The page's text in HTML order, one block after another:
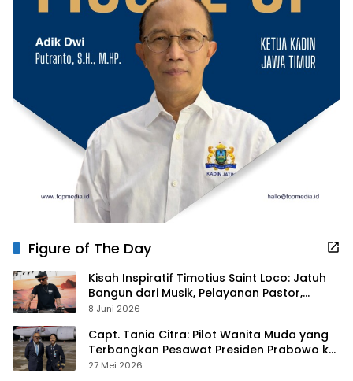
Figure of The Day
Kisah Inspiratif Timotius Saint Loco: Jatuh
Bangun dari Musik, Pelayanan Pastor,
hingga Gurita Bisnis Sambal Babon
8 Juni 2026
Capt. Tania Citra: Pilot Wanita Muda yang
Terbangkan Pesawat Presiden Prabowo ke
Prancis
27 Mei 2026